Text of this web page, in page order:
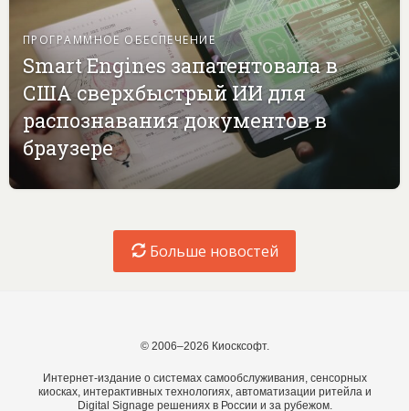
ПРОГРАММНОЕ ОБЕСПЕЧЕНИЕ
Smart Engines запатентовала в
США сверхбыстрый ИИ для
распознавания документов в
браузере
Больше новостей
© 2006–2026 Киосксофт.
Интернет-издание о системах самообслуживания, сенсорных
киосках, интерактивных технологиях, автоматизации ритейла и
Digital Signage решениях в России и за рубежом.